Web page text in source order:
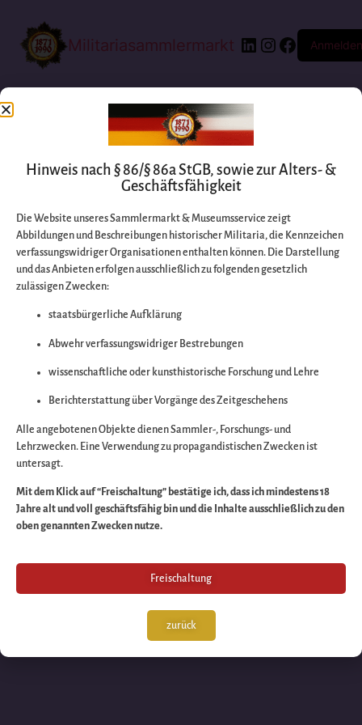
Militariasammlermarkt Anmelden
Entschuldigen Sie
bitte die
Wir arbeiten an
großartigen Sache
schauen Sie bald
wieder vorbei!
Hinweis nach § 86/§ 86a StGB, sowie zur Alters- &
Geschäftsfähigkeit
Die Website unseres Sammlermarkt & Museumsservice zeigt
Abbildungen und Beschreibungen historischer Militaria, die Kennzeichen
verfassungswidriger Organisationen enthalten können. Die Darstellung
und das Anbieten erfolgen ausschließlich zu folgenden gesetzlich
zulässigen Zwecken:
staatsbürgerliche Aufklärung
Abwehr verfassungswidriger Bestrebungen
wissenschaftliche oder kunsthistorische Forschung und Lehre
Berichterstattung über Vorgänge des Zeitgeschehens
Alle angebotenen Objekte dienen Sammler-, Forschungs- und
Lehrzwecken. Eine Verwendung zu propagandistischen Zwecken ist
untersagt.
Mit dem Klick auf “Freischaltung” bestätige ich, dass ich mindestens 18
Jahre alt und voll geschäftsfähig bin und die Inhalte ausschließlich zu den
oben genannten Zwecken nutze.
Freischaltung
zurück